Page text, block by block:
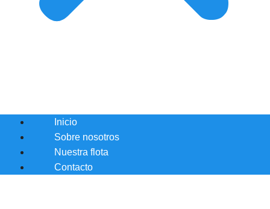
Inicio
Sobre nosotros
Nuestra flota
Contacto